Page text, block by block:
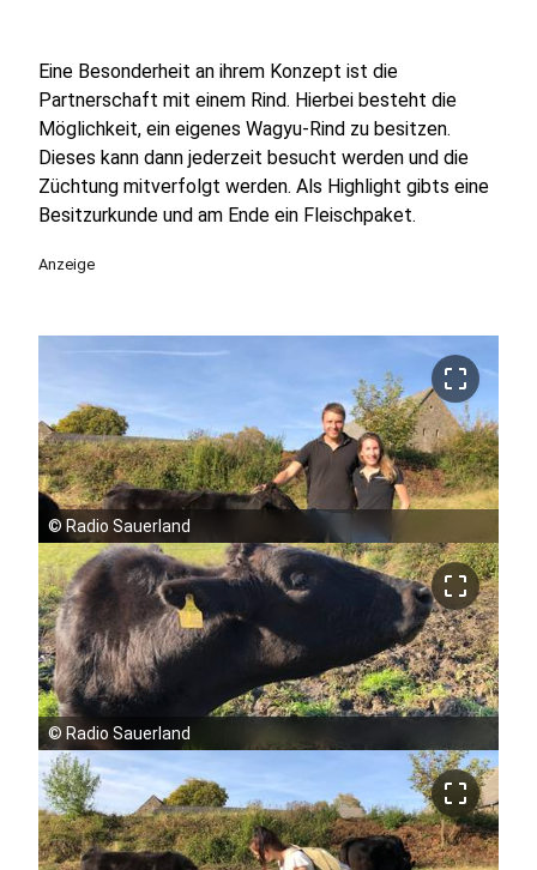
Eine Besonderheit an ihrem Konzept ist die
Partnerschaft mit einem Rind. Hierbei besteht die
Möglichkeit, ein eigenes Wagyu-Rind zu besitzen.
Dieses kann dann jederzeit besucht werden und die
Züchtung mitverfolgt werden. Als Highlight gibts eine
Besitzurkunde und am Ende ein Fleischpaket.
Anzeige
crop_free
© Radio Sauerland
crop_free
© Radio Sauerland
crop_free